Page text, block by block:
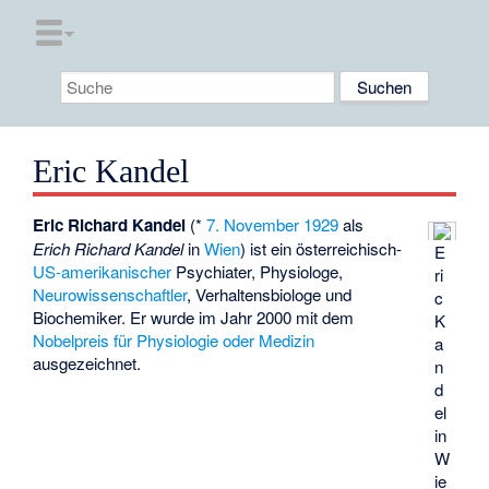
Eric Kandel
E
ri
c
K
a
n
d
el
in
W
ie
Eric Richard Kandel (*7. November 1929als
Erich Richard KandelinWien) ist ein österreichisch-
US-amerikanischer Psychiater, Physiologe,
Neurowissenschaftler, Verhaltensbiologe und
Biochemiker. Er wurde im Jahr 2000 mit dem
Nobelpreis für Physiologie oder Medizin
ausgezeichnet.